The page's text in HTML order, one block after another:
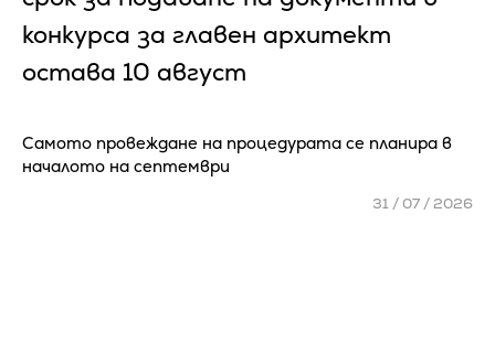
конкурса за главен архитект
остава 10 август
Самото провеждане на процедурата се планира в
началото на септември
31 / 07 / 2026